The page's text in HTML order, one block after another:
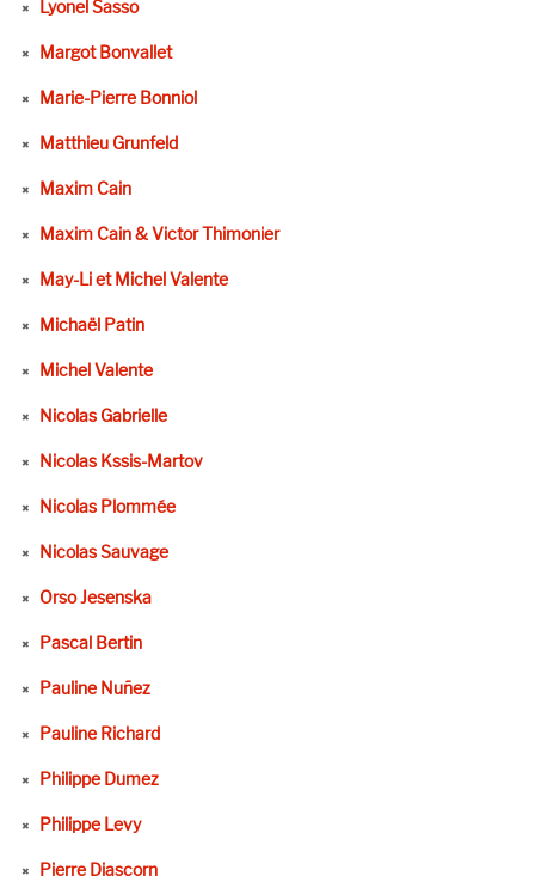
Lyonel Sasso
Margot Bonvallet
Marie-Pierre Bonniol
Matthieu Grunfeld
Maxim Cain
Maxim Cain & Victor Thimonier
May-Li et Michel Valente
Michaël Patin
Michel Valente
Nicolas Gabrielle
Nicolas Kssis-Martov
Nicolas Plommée
Nicolas Sauvage
Orso Jesenska
Pascal Bertin
Pauline Nuñez
Pauline Richard
Philippe Dumez
Philippe Levy
Pierre Diascorn